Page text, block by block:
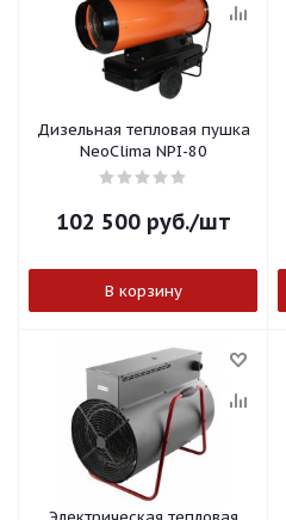
Дизельная тепловая пушка
NeoClima NPI-80
102 500руб./шт
В корзину